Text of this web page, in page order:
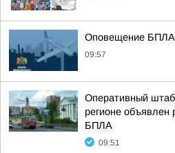
Оповещение БПЛА
09:57
Оперативный
регионе объявлен
БПЛА
09:51